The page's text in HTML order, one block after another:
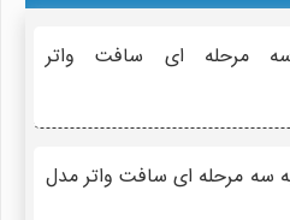
مرحله ای سافت واتر
مرحله ای سافت واتر مدل